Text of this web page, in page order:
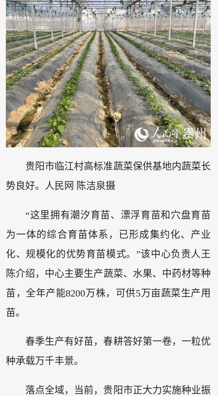
贵阳市临江村高标准蔬菜保供基地内蔬菜长
势良好。人民网 陈洁泉摄
“这里拥有潮汐育苗、漂浮育苗和穴盘育苗
为一体的综合育苗体系，已形成集约化、产业
化、规模化的优势育苗模式。”该中心负责人王
陈介绍，中心主要生产蔬菜、水果、中药材等种
苗，全年产能8200万株，可供5万亩蔬菜生产用
苗。
春季生产有好苗，春耕答好第一卷，一粒优
种承载万千丰景。
落点全域，当前，贵阳市正大力实施种业振